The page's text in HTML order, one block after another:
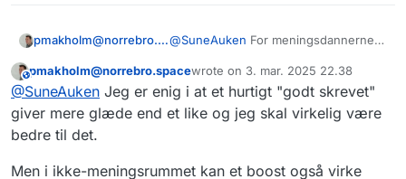
pmakholm@norrebro.space@SuneAuken For meningsdannerne
platform for meningsdannerne kræver
derfor nok en boost ofte-kultur.
Det er ikke helt så vigtigt for mit ikke-
meningsrum. Jeg oplever faktisk at
boosts ødelægger samtalen. Når jeg
følger dig, så er det samtalen med dig
boost, så er du ikke længere en del af
This user is from outside of this forum
pmakholm@norrebro.spacewrote on 3. mar. 2025 22.38
sidst redigeret af
@SuneAuken Jeg er enig i at et hurtigt "godt skrevet"
giver mere glæde end et like og jeg skal virkelig være
bedre til det.
Men i ikke-meningsrummet kan et boost også virke